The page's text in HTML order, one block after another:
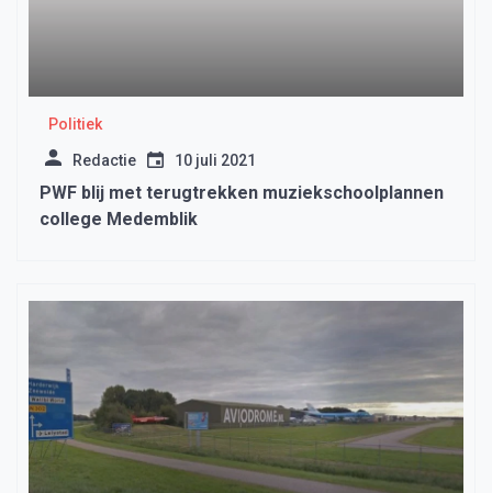
Politiek
Redactie 10 juli 2021
PWF blij met terugtrekken muziekschoolplannen
college Medemblik